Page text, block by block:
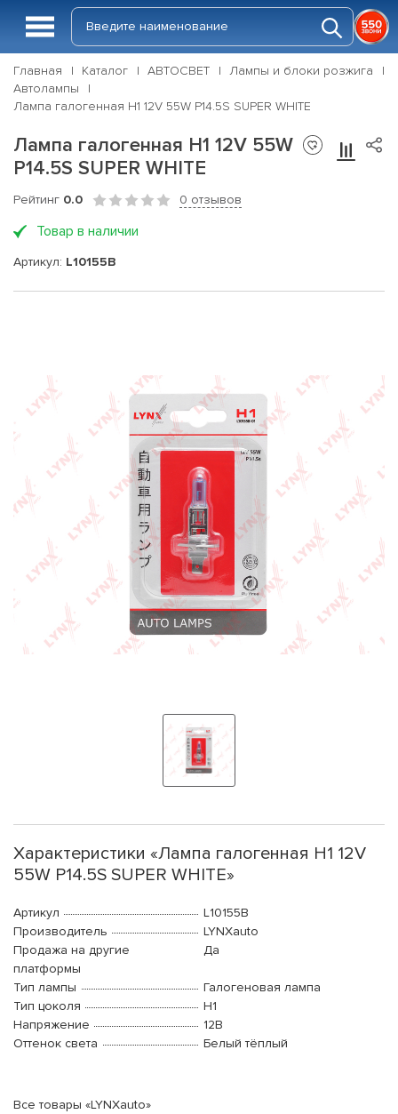
Главная Каталог АВТОСВЕТ
Лампы и блоки розжига
Автолампы
Лампа галогенная H1 12V 55W P14.5S SUPER WHITE
Лампа галогенная H1 12V 55W
P14.5S SUPER WHITE
Рейтинг 0.0 0 отзывов
Товар в наличии
Артикул: L10155B
Характеристики «Лампа галогенная H1 12V
55W P14.5S SUPER WHITE»
Артикул
L10155B
Производитель
LYNXauto
Продажа на другие
платформы
Да
Тип лампы
Галогеновая лампа
Тип цоколя
H1
Напряжение
12В
Оттенок света
Белый тёплый
Все товары «LYNXauto»